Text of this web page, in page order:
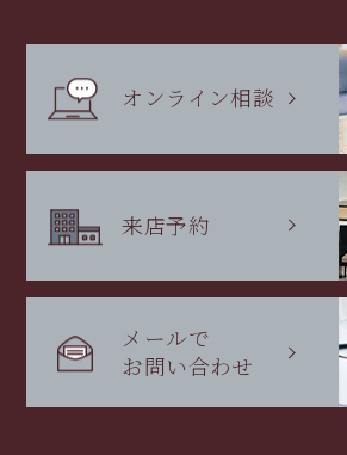
オンライン相談
来店予約
メールで
お問い合わせ